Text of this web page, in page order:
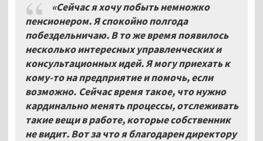
«Сейчас я хочу побыть немножко
пенсионером. Я спокойно полгода
побездельничаю. В то же время появилось
несколько интересных управленческих и
консультационных идей. Я могу приехать к
кому-то на предприятие и помочь, если
возможно. Сейчас время такое, что нужно
кардинально менять процессы, отслеживать
такие вещи в работе, которые собственник
не видит. Вот за что я благодарен директору